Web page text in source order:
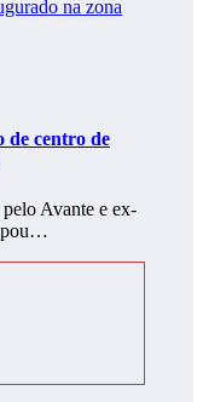
de centro de
Avante e ex-